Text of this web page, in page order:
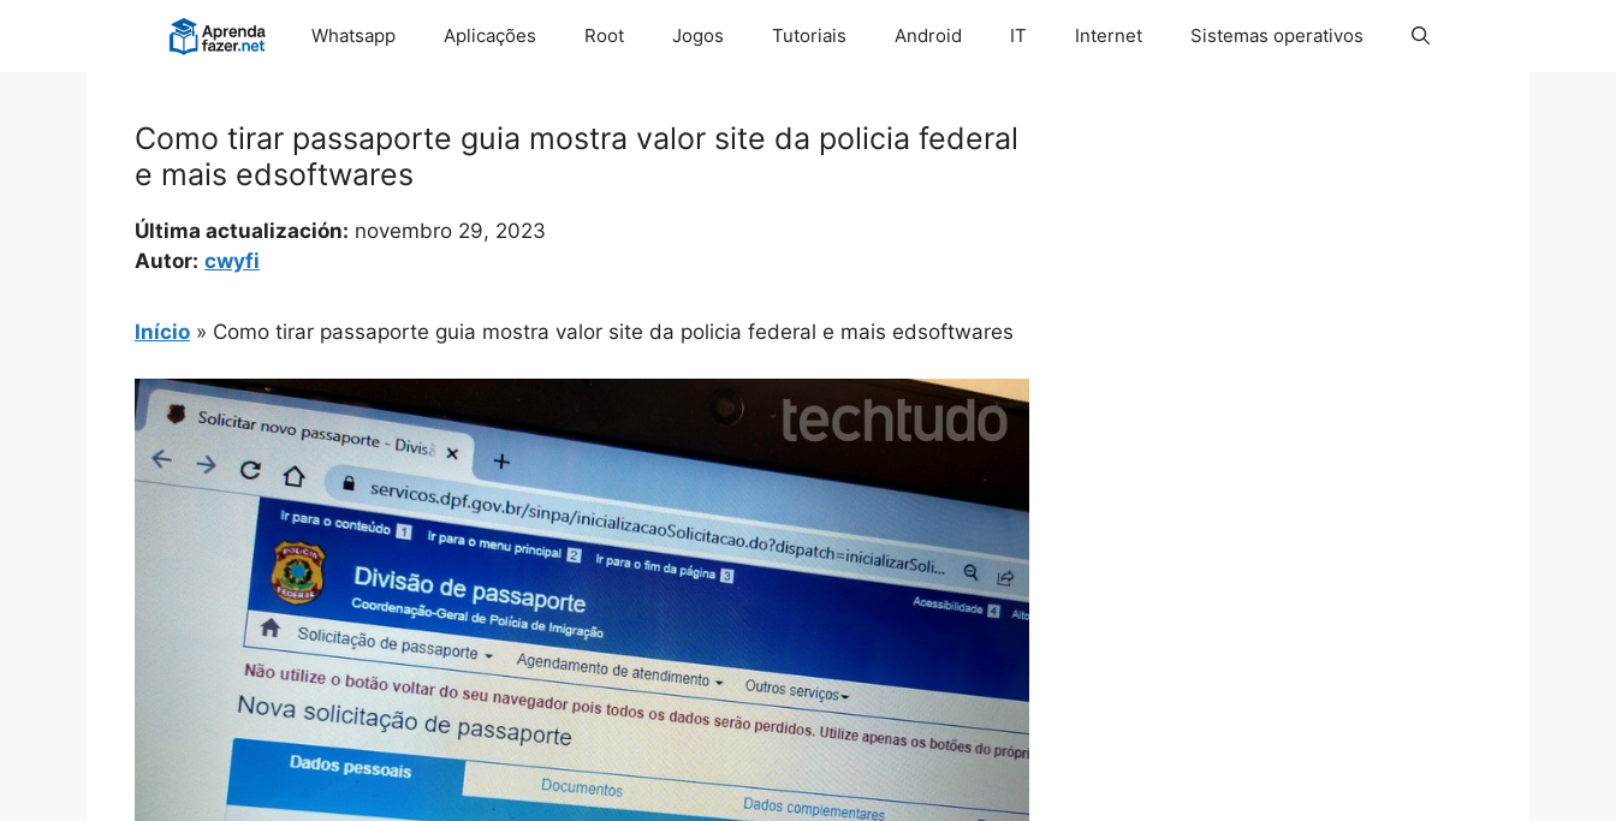
Whatsapp Aplicações Root Jogos Tutoriais Android IT Internet Sistemas operativos
Como tirar passaporte guia mostra valor site da policia federal
e mais edsoftwares
Última actualización: novembro 29, 2023
Autor: cwyfi
Início » Como tirar passaporte guia mostra valor site da policia federal e mais edsoftwares